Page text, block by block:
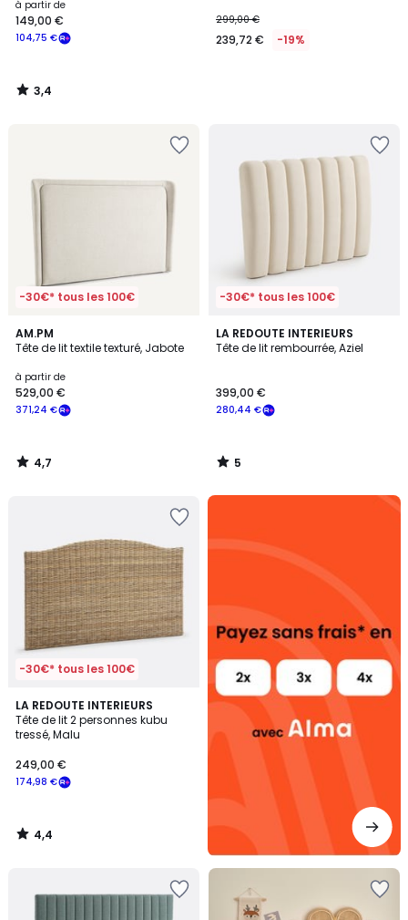
à partir de
104,75 €
149,00 €
3,4
/
299,00 €
239,72 € -19%
-30€* tous les 100€
AM.PM
Tête de lit textile texturé, Jabote
à partir de
371,24 €
529,00 €
4,7
/ 5
4,7
/
-30€* tous les 100€
LA REDOUTE INTERIEURS
Tête de lit rembourrée, Aziel
280,44 €
399,00 €
5
/
5
/
-30€* tous les 100€
LA REDOUTE INTERIEURS
Tête de lit 2 personnes kubu
tressé, Malu
174,98 €
249,00 €
4,4
/ 5
4,4
/
Alma
sans